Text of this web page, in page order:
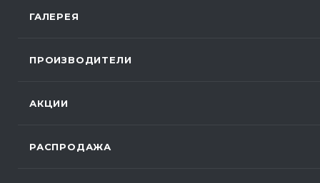
ГАЛЕРЕЯ
ПРОИЗВОДИТЕЛИ
АКЦИИ
РАСПРОДАЖА